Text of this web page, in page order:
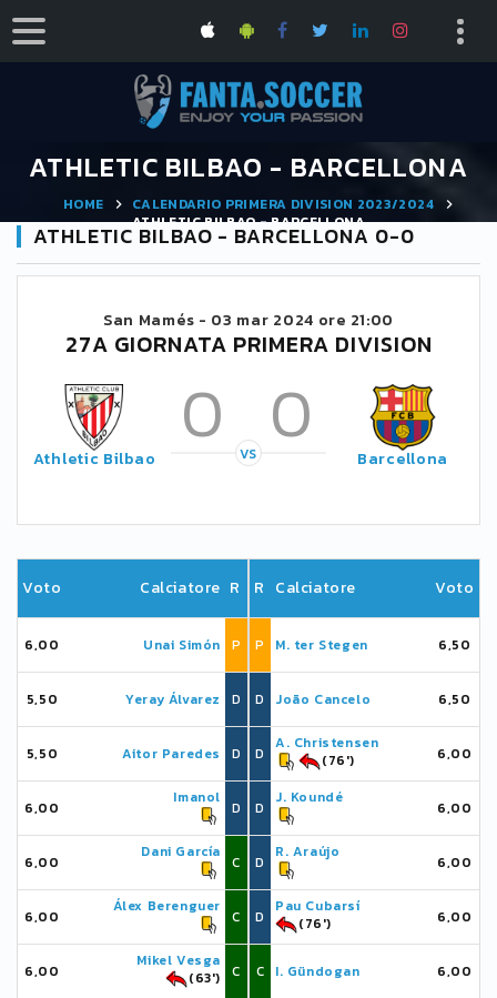
ATHLETIC BILBAO - BARCELLONA
HOME
CALENDARIO PRIMERA DIVISION 2023/2024
ATHLETIC BILBAO - BARCELLONA
ATHLETIC BILBAO - BARCELLONA 0-0
San Mamés - 03 mar 2024 ore 21:00
27A GIORNATA PRIMERA DIVISION
Athletic Bilbao 0 0
VS Barcellona
Voto Calciatore R
6,00 Unai Simón P
5,50 Yeray Álvarez D
5,50 Aitor Paredes D
6,00
Imanol
D
6,00
Dani García
C
6,00
Álex Berenguer
C
6,00
Mikel Vesga
(63')
C
R Calciatore Voto
P M. ter Stegen 6,50
D João Cancelo 6,50
D
A. Christensen
(76')
6,00
D
J. Koundé
6,00
D
R. Araújo
6,00
D
Pau Cubarsí
(76')
6,00
C I. Gündogan 6,00